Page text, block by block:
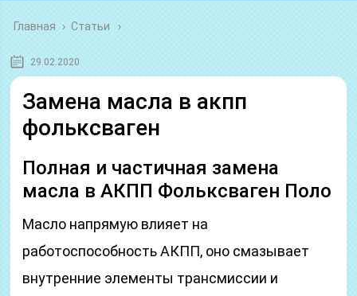
Главная › Статьи
29.02.2020
Замена масла в акпп
фольксваген
Полная и частичная замена
масла в АКПП Фольксваген Поло
Масло напрямую влияет на
работоспособность АКПП, оно смазывает
внутренние элементы трансмиссии и